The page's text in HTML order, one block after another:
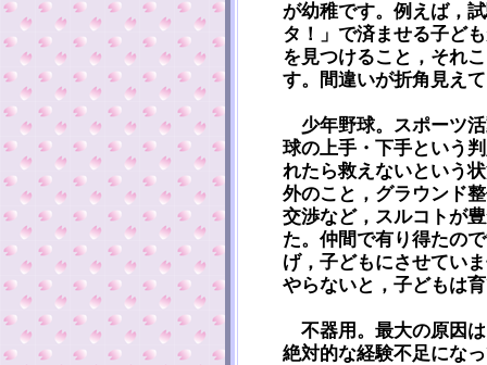
が幼稚です。例えば，
タ！」で済ませる子ど
を見つけること，それ
す。間違いが折角見え
少年野球。スポーツ
球の上手・下手という
れたら救えないという
外のこと，グラウンド
交渉など，スルコトが
た。仲間で有り得たの
げ，子どもにさせてい
やらないと，子どもは
不器用。最大の原因
絶対的な経験不足にな